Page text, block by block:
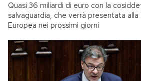
Quasi 36 miliardi di euro con la
salvaguardia, che verrà presentata alla
Europea nei prossimi giorni